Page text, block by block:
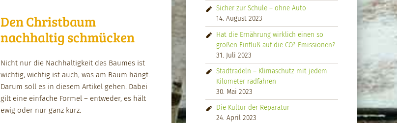
Den Christbaum
nachhaltig schmücken
Nicht nur die Nach­haltigkeit des Baumes ist
wichtig, wichtig ist auch, was am Baum hängt.
Darum soll es in diesem Artikel gehen. Dabei
gilt eine ein­fache Formel – entwed­er, es hält
ewig oder nur ganz kurz.
Sicher zur Schule – ohne Auto
14. August 2023
Hat die Ernährung wirklich einen so
großen Einfluß auf die CO²-Emissionen?
31. Juli 2023
Stadtradeln – Klimaschutz mit jedem
Kilometer radfahren
30. Mai 2023
Die Kultur der Reparatur
24. April 2023